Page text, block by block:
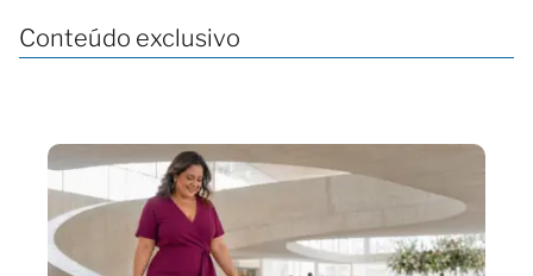
Conteúdo exclusivo